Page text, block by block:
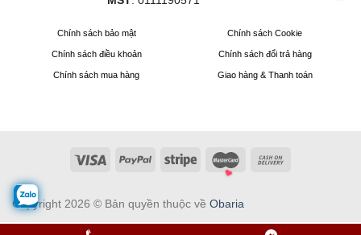
Chính sách bảo mật Chính sách Cookie
Chính sách điều khoản Chính sách đổi trả hàng
Chính sách mua hàng Giao hàng & Thanh toán
Copyright 2026 © Bản quyền thuộc về Obaria